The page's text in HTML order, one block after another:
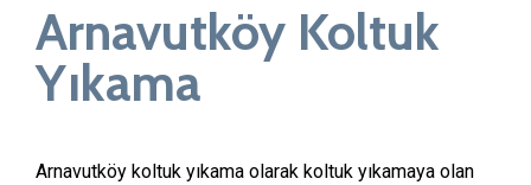
Arnavutköy Koltuk
Yıkama
Arnavutköy koltuk yıkama olarak koltuk yıkamaya olan